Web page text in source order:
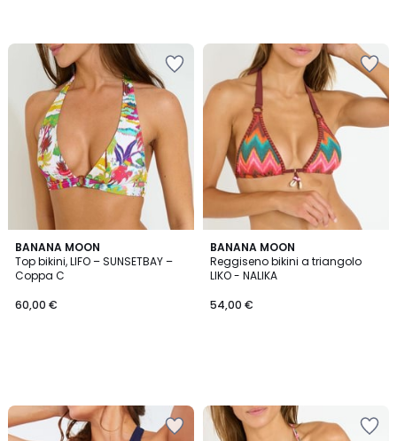
BANANA MOON
Top bikini, LIFO – SUNSETBAY –
Coppa C
60,00 €
BANANA MOON
Reggiseno bikini a triangolo
LIKO - NALIKA
54,00 €